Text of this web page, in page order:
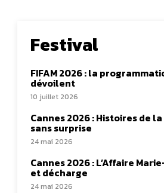
Festival
FIFAM 2026 : la
dévoilent
10 juillet 2026
Cannes 2026 : Histoires de
sans surprise
24 mai 2026
Cannes 2026 : L’Affaire
et décharge
24 mai 2026